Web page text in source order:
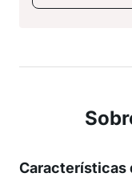
Características